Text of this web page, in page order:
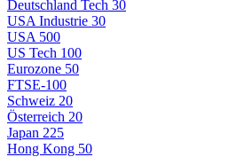
Deutschland Tech 30
USA Industrie 30
USA 500
US Tech 100
Eurozone 50
FTSE-100
Schweiz 20
Österreich 20
Japan 225
Hong Kong 50